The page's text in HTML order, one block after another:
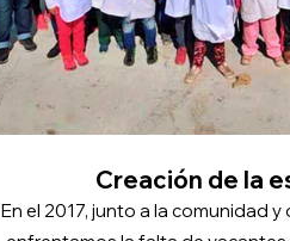
Creación de la
En el 2017, junto a la comunidad